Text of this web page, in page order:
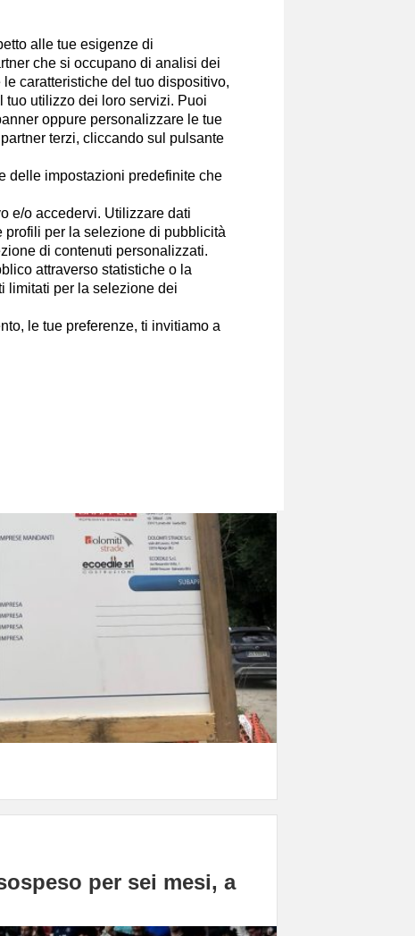
milioni a Lombardia e
cabinovia di
per sei mesi, a
alle tue esigenze di
che si occupano di analisi dei
caratteristiche del tuo dispositivo,
tuo utilizzo dei loro servizi. Puoi
oppure personalizzare le tue
terzi, cliccando sul pulsante
delle impostazioni predefinite che
e/o accedervi. Utilizzare dati
per la selezione di pubblicità
di contenuti personalizzati.
attraverso statistiche o la
limitati per la selezione dei
le tue preferenze, ti invitiamo a